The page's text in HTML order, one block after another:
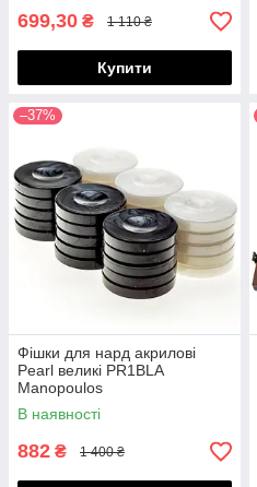
699,30 ₴ 1 110 ₴
Купити
–37%
Фішки для нард акрилові
Pearl великі PR1BLA
Manopoulos
В наявності
882 ₴ 1 400 ₴